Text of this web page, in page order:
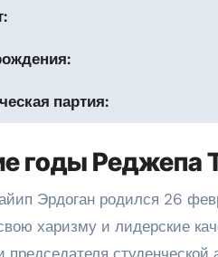
партия:
годы Реджепа
Эрдоган родился 26
харизму и лидерские